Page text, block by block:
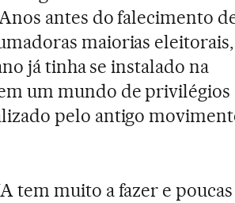
antes do falecimento
maiorias
já tinha se instalado na
um mundo de privilégios
pelo antigo
tem muito a fazer e poucas